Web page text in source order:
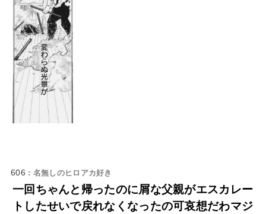
606 : 名無しのヒロアカ好き
一回ちゃんと帰ったのに屑な父親がエスカレー
トしたせいで戻れなくなったの可哀想だわマジ